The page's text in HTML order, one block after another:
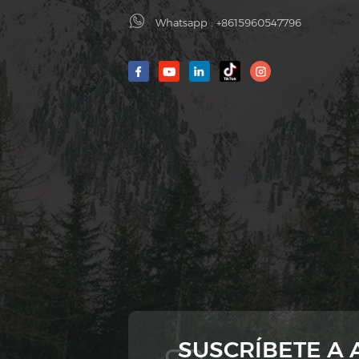
Whatsapp :+8615960547796
SUSCRÍBETE